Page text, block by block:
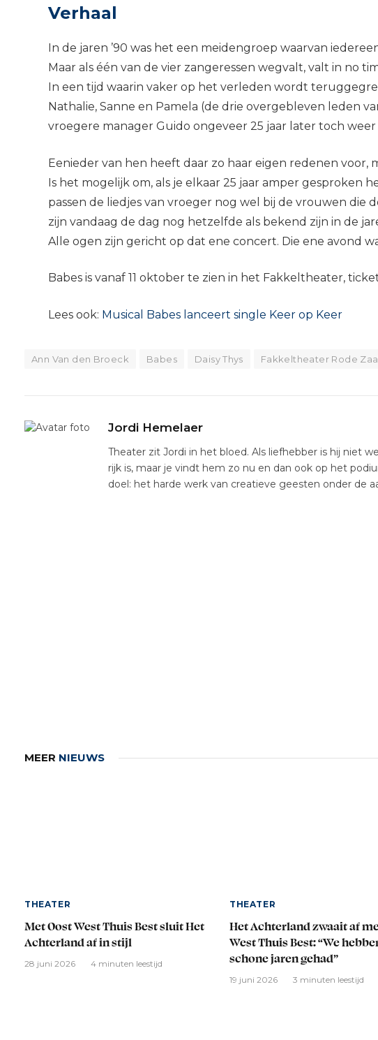
Verhaal
In de jaren ’90 was het een meidengroep waarvan
Maar als één van de vier zangeressen wegvalt, valt in no
In een tijd waarin vaker op het verleden wordt
Nathalie, Sanne en Pamela (de drie overgebleven leden
vroegere manager Guido ongeveer 25 jaar later toch
Eenieder van hen heeft daar zo haar eigen redenen voor,
Is het mogelijk om, als je elkaar 25 jaar amper gesproken
passen de liedjes van vroeger nog wel bij de vrouwen die
zijn vandaag de dag nog hetzelfde als bekend zijn in de
Alle ogen zijn gericht op dat ene concert. Die ene avond
Babes is vanaf 11 oktober te zien in het Fakkeltheater,
Lees ook: Musical Babes lanceert single Keer op Keer
Ann Van den Broeck Babes Daisy Thys Fakkeltheater Rode
Jordi Hemelaer
Theater zit Jordi in het bloed. Als liefhebber is hij niet
rijk is, maar je vindt hem zo nu en dan ook op het
doel: het harde werk van creatieve geesten onder de
MEER NIEUWS
THEATER
Met Oost West Thuis Best sluit Het
Achterland af in stijl
28 juni 2026 4 minuten leestijd
THEATER
Het Achterland zwaait af
West Thuis Best: “We
schone jaren gehad”
19 juni 2026 3 minuten leestijd